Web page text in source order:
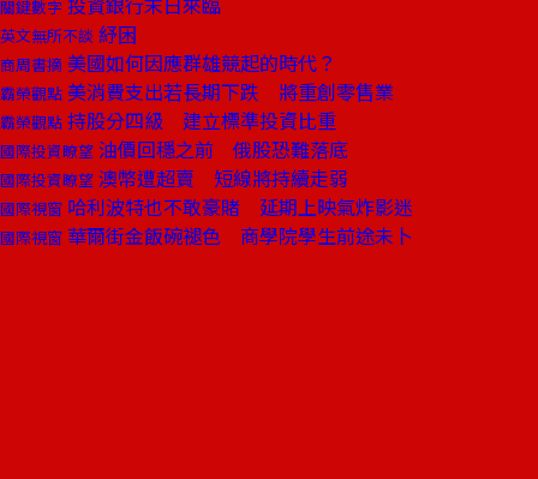
關鍵數字
英文無所不談 紓困
商周書摘 美國如何因應群雄競起的時代？
霸榮觀點 美消費支出若長期下跌 將重創零售業
霸榮觀點 持股分四級 建立標準投資比重
國際投資瞭望 油價回穩之前 俄股恐難落底
國際投資瞭望 澳幣遭超賣 短線將持續走弱
國際視窗 哈利波特也不敢豪賭 延期上映氣炸影迷
國際視窗 華爾街金飯碗褪色 商學院學生前途未卜